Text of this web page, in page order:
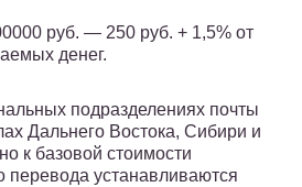
руб. — 250 руб. + 1,5% от
денег.
подразделениях почты
Дальнего Востока, Сибири и
к базовой стоимости
перевода устанавливаются